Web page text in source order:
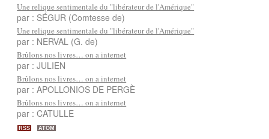
Une relique sentimentale du "libérateur de l'Amérique"
par : SÉGUR (Comtesse de)
Une relique sentimentale du "libérateur de l'Amérique"
par : NERVAL (G. de)
Brûlons nos livres… on a internet
par : JULIEN
Brûlons nos livres… on a internet
par : APOLLONIOS DE PERGÈ
Brûlons nos livres… on a internet
par : CATULLE
RSS ATOM